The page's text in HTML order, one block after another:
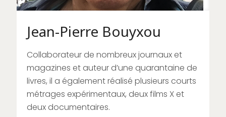
Jean-Pierre Bouyxou
Collaborateur de nombreux journaux et
magazines et auteur d’une quarantaine de
livres, il a également réalisé plusieurs courts
métrages expérimentaux, deux films X et
deux documentaires.